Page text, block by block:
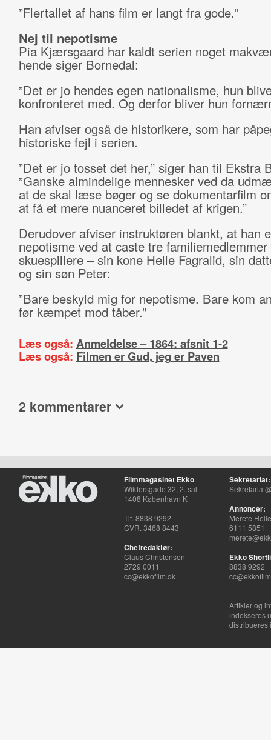
”Flertallet af hans film er langt fra gode.”
Nej til nepotisme
Pia Kjærsgaard har kaldt serien noget
hende siger Bornedal:
”Det er jo hendes egen nationalisme, hun
konfronteret med. Og derfor bliver hun
Han afviser også de historikere, som har
historiske fejl i serien.
”Det er jo tosset det her,” siger han til Ekstra
”Ganske almindelige mennesker ved da
at de skal læse bøger og se dokumentarfilm
at få et mere nuanceret billedet af krigen.”
Derudover afviser instruktøren blankt, at han
nepotisme ved at caste tre familiemedlemmer
skuespillere – sin kone Helle Fagralid, sin
og sin søn Peter:
”Bare beskyld mig for nepotisme. Bare kom
før kæmpet mod tåber.”
Læs også: Anmeldelse – 1864: afsnit 1-2
Læs også: Filmen er Gud, jeg er Paven
2 kommentarer
Filmmagasinet Ekko
Wildersgade 32, 2. sal
1408 København K
Tlf. 8838 9292
CVR. 3468 8443
Chefredaktør:
Claus Christensen
2729 0011
cc@ekkofilm.dk
Sekretariat:
Annoncer:
Merete
6111 5851
Ekko
8838 9292
Artikler og
indekseres
distribueres